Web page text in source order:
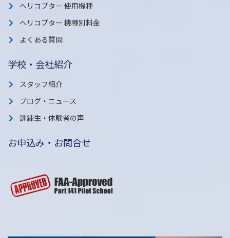
ヘリコプター 使用機種
ヘリコプター 機種別料金
よくある質問
学校・会社紹介
スタッフ紹介
ブログ・ニュース
訓練生・体験者の声
お申込み・お問合せ